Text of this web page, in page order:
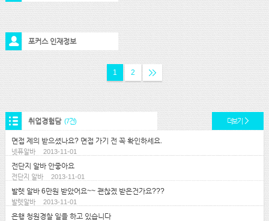
포커스 인재정보
1 2
취업경험담 (7건) 더보기
면접 제의 받으셨나요? 면접 가기 전 꼭 확인하세요.
넷퓨알바 2013-11-01
전단지 알바 안좋아요
전단지 알바 2013-11-01
발렛 알바 6만원 받았어요~~ 괜찮겠 받은건가요???
발렛알바 2013-11-01
은행 청원경찰 일을 하고 있습니다